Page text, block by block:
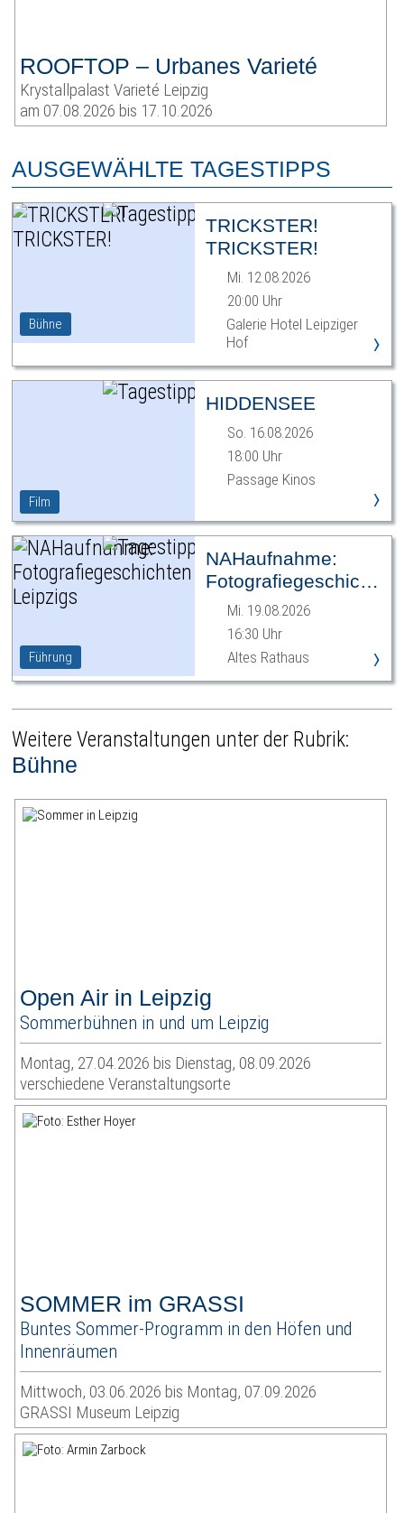
ROOFTOP – Urbanes Varieté
Krystallpalast Varieté Leipzig
am 07.08.2026 bis 17.10.2026
AUSGEWÄHLTE TAGESTIPPS
Bühne
TRICKSTER!
TRICKSTER!
Mi. 12.08.2026
20:00 Uhr
Galerie Hotel Leipziger
Hof
›
Film
HIDDENSEE
So. 16.08.2026
18:00 Uhr
Passage Kinos
›
Führung
NAHaufnahme:
Fotografiegeschichten
Leipzigs
Mi. 19.08.2026
16:30 Uhr
Altes Rathaus
›
Weitere Veranstaltungen unter der Rubrik:
Bühne
Open Air in Leipzig
Sommerbühnen in und um Leipzig
Montag, 27.04.2026 bis Dienstag, 08.09.2026
verschiedene Veranstaltungsorte
SOMMER im GRASSI
Buntes Sommer-Programm in den Höfen und
Innenräumen
Mittwoch, 03.06.2026 bis Montag, 07.09.2026
GRASSI Museum Leipzig